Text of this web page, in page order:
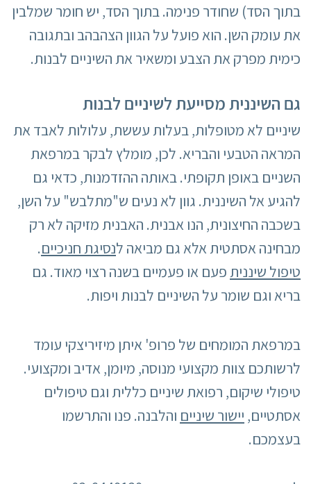
בתוך הסד) שחודר פנימה. בתוך הסד, יש חומר שמלבין
את עומק השן. הוא פועל על הגוון הצהבהב ובתגובה
כימית מפרק את הצבע ומשאיר את השיניים לבנות.
גם השיננית מסייעת לשיניים לבנות
שיניים לא מטופלות, בעלות עששת, עלולות לאבד את
המראה הטבעי והבריא. לכן, מומלץ לבקר במרפאת
השניים באופן תקופתי. באותה ההזדמנות, כדאי גם
להגיע אל השיננית. גוון לא נעים ש"מתלבש" על השן,
בשכבה החיצונית, הנו אבנית. האבנית מזיקה לא רק
מבחינה אסתטית אלא גם מביאה לנסיגת חניכיים.
טיפול שינניתפעם או פעמיים בשנה רצוי מאוד. גם
בריא וגם שומר על השיניים לבנות ויפות.
במרפאת המומחים של פרופ' איתן מיזיריצקי עומד
לרשותכם צוות מקצועי מנוסה, מיומן, אדיב ומקצועי.
טיפולי שיקום, רפואת שיניים כללית וגם טיפולים
אסתטיים, יישור שיניים והלבנה. פנו והתרשמו
בעצמכם.